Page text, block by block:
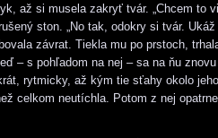
až si musela zakryť tvár. „Chcem to
ston. „No tak, odokry si tvár. Ukáž
závrat. Tiekla mu po prstoch,
– s pohľadom na nej – sa na ňu znovu
rytmicky, až kým tie sťahy okolo jeho
celkom neutíchla. Potom z nej opatrne